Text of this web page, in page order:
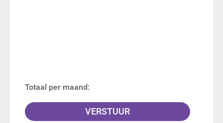
Totaal per maand: